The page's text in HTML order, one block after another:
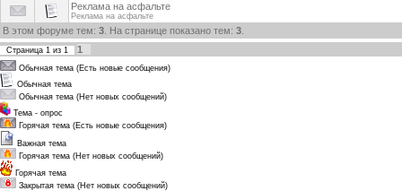
Реклама на асфальте
Реклама на асфальте
В этом форуме тем: 3 . На странице показано тем: 3
Страница 1 из 1 1
Обычная тема (Есть новые сообщения)
Обычная тема
Обычная тема (Нет новых сообщений)
Тема - опрос
Горячая тема (Есть новые сообщения)
Важная тема
Горячая тема (Нет новых сообщений)
Горячая тема
Закрытая тема (Нет новых сообщений)